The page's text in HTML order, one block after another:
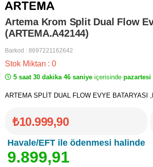
Artema Krom Split Dual Flow
(ARTEMA.A42144)
Barkod : 8697221162642
Stok Miktarı : 0
5 saat 30 dakika 46 saniye içerisinde pazartesi
ARTEMA SPLİT DUAL FLOW EVYE BATARYASI
₺10.999,90
Havale/EFT ile ödenmesi halinde
9.899,91